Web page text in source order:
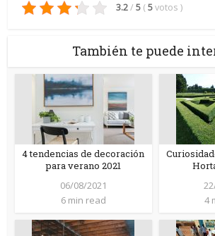
3.2/ 5 (5votos )
También te puede
4 tendencias de decoración
para verano 2021
06/08/2021
6 min read
4